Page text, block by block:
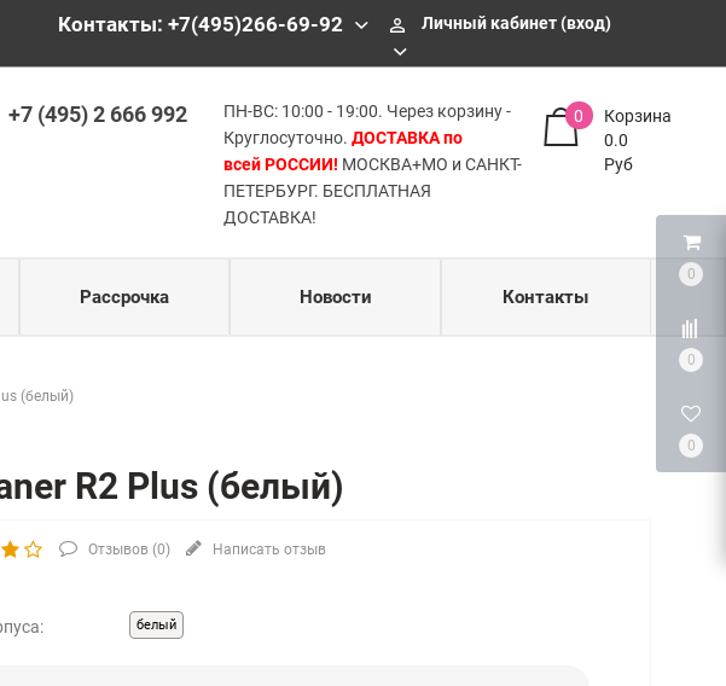
0
0
0
Контакты: +7(495)266-69-92 perm_identity Личный кабинет (вход)
+7 (495) 2 666 992
ПН-ВС: 10:00 - 19:00. Через корзину -
Круглосуточно.ДОСТАВКА по
всей РОССИИ! МОСКВА+МО и САНКТ-
ПЕТЕРБУРГ. БЕСПЛАТНАЯ
ДОСТАВКА!
Корзина
0
0.0
Руб
Рассрочка Новости Контакты
(белый)
R2 Plus (белый)
Отзывов (0) Написать отзыв
белый